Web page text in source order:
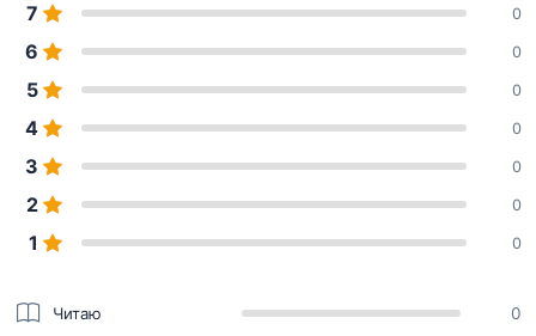
7 0
6 0
5 0
4 0
3 0
2 0
1 0
Читаю 0